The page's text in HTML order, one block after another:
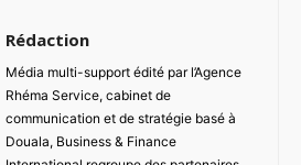
Rédaction
Média multi-support édité par l’Agence
Rhéma Service, cabinet de
communication et de stratégie basé à
Douala, Business & Finance